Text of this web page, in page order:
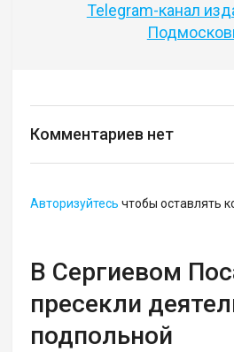
Telegram-канал
Комментариев нет
Авторизуйтесь чтобы оставлять
В Сергиевом
пресекли
подпольной